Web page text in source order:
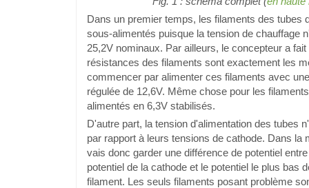
Dans un premier temps, les filaments des tubes
sous-alimentés puisque la tension de chauffage
25,2V nominaux. Par ailleurs, le concepteur a
résistances des filaments sont exactement les
commencer par alimenter ces filaments avec
régulée de 12,6V. Même chose pour les
alimentés en 6,3V stabilisés.
D'autre part, la tension d'alimentation des tubes
par rapport à leurs tensions de cathode. Dans la
vais donc garder une différence de potentiel
potentiel de la cathode et le potentiel le plus bas
filament. Les seuls filaments posant problème